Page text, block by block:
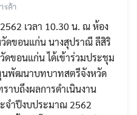
รค้า
เวลา 10.30 น. ณ ห้อง
ขอนแก่น นางสุปราณี ลีสิริ
ดขอนแก่น ได้เข้าร่วมประชุม
นพัฒนาบทบาทสตรีจังหวัด
าบถึงผลการดำเนินงาน
ำปีงบประมาณ 2562